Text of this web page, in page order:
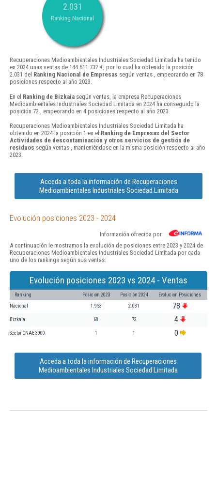
2.031
Ranking Nacional
Recuperaciones Medioambientales Industriales Sociedad Limitada ha tenido
en 2024 unas ventas de 144.611.732 €, por lo cual ha obtenido la posición
2.031 del Ranking Nacional de Empresas según ventas , empeorando en 78
posiciones respecto al año 2023.
En el Ranking de Bizkaia según ventas, la empresa Recuperaciones
Medioambientales Industriales Sociedad Limitada en 2024 ha conseguido la
posición 72 , empeorando en 4 posiciones respecto al año 2023.
Recuperaciones Medioambientales Industriales Sociedad Limitada ha
obtenido en 2024 la posición 1 en el Ranking de Empresas del Sector
Actividades de descontaminación y otros servicios de gestión de
residuos según ventas , manteniéndose en la misma posición respecto al año
2023.
Acceda a toda la información de Recuperaciones
Medioambientales Industriales Sociedad Limitada
Evolución posiciones 2023 - 2024
Información ofrecida por
A continuación le mostramos la evolución de posiciones entre 2023 y 2024 de
Recuperaciones Medioambientales Industriales Sociedad Limitada por cada
uno de los rankings según sus ventas:
Evolución posiciones 2023 vs 2024 - Ventas
Ranking Posición 2023 Posición 2024 Evolución Posiciones
Nacional 1.953 2.031 78
Bizkaia 68 72 4
Sector CNAE 3900 1 1 0
Acceda a toda la información de Recuperaciones
Medioambientales Industriales Sociedad Limitada